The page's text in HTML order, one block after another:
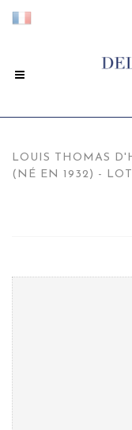
LOUIS THOMAS
(NÉ EN 1932) -